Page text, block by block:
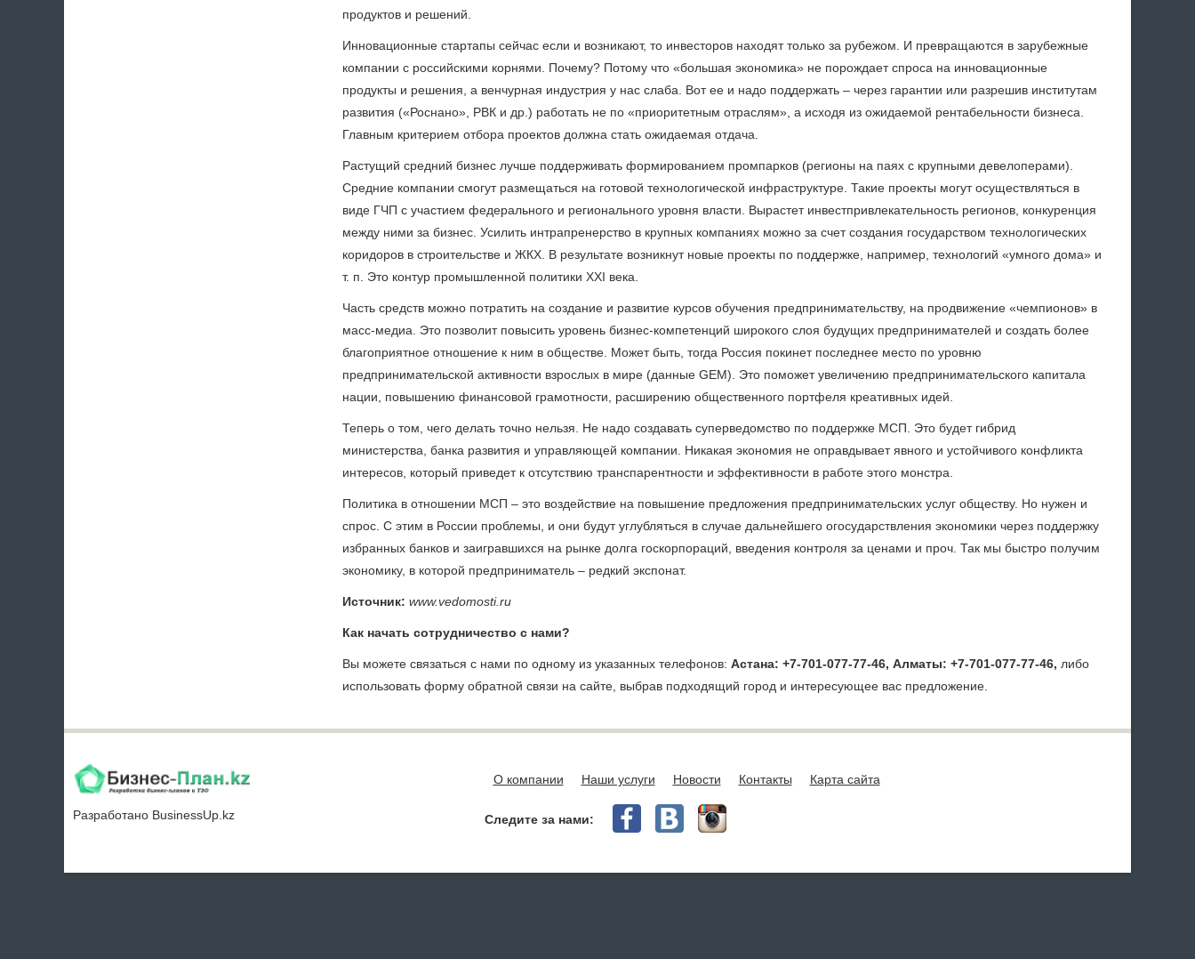
продуктов и решений.
Инновационные стартапы сейчас если и возникают, то инвесторов находят только за рубежом. И превращаются в зарубежные
компании с российскими корнями. Почему? Потому что «большая экономика» не порождает спроса на инновационные
продукты и решения, а венчурная индустрия у нас слаба. Вот ее и надо поддержать – через гарантии или разрешив институтам
развития («Роснано», РВК и др.) работать не по «приоритетным отраслям», а исходя из ожидаемой рентабельности бизнеса.
Главным критерием отбора проектов должна стать ожидаемая отдача.
Растущий средний бизнес лучше поддерживать формированием промпарков (регионы на паях с крупными девелоперами).
Средние компании смогут размещаться на готовой технологической инфраструктуре. Такие проекты могут осуществляться в
виде ГЧП с участием федерального и регионального уровня власти. Вырастет инвестпривлекательность регионов, конкуренция
между ними за бизнес. Усилить интрапренерство в крупных компаниях можно за счет создания государством технологических
коридоров в строительстве и ЖКХ. В результате возникнут новые проекты по поддержке, например, технологий «умного дома» и
т. п. Это контур промышленной политики XXI века.
Часть средств можно потратить на создание и развитие курсов обучения предпринимательству, на продвижение «чемпионов» в
масс-медиа. Это позволит повысить уровень бизнес-компетенций широкого слоя будущих предпринимателей и создать более
благоприятное отношение к ним в обществе. Может быть, тогда Россия покинет последнее место по уровню
предпринимательской активности взрослых в мире (данные GEM). Это поможет увеличению предпринимательского капитала
нации, повышению финансовой грамотности, расширению общественного портфеля креативных идей.
Теперь о том, чего делать точно нельзя. Не надо создавать суперведомство по поддержке МСП. Это будет гибрид
министерства, банка развития и управляющей компании. Никакая экономия не оправдывает явного и устойчивого конфликта
интересов, который приведет к отсутствию транспарентности и эффективности в работе этого монстра.
Политика в отношении МСП – это воздействие на повышение предложения предпринимательских услуг обществу. Но нужен и
спрос. С этим в России проблемы, и они будут углубляться в случае дальнейшего огосударствления экономики через поддержку
избранных банков и заигравшихся на рынке долга госкорпораций, введения контроля за ценами и проч. Так мы быстро получим
экономику, в которой предприниматель – редкий экспонат.
Источник: www.vedomosti.ru
Как начать сотрудничество с нами?
Вы можете связаться с нами по одному из указанных телефонов: Астана: +7-701-077-77-46, Алматы: +7-701-077-77-46, либо
использовать форму обратной связи на сайте, выбрав подходящий город и интересующее вас предложение.
Разработано BusinessUp.kz
О компании Наши услуги Новости Контакты Карта сайта
Следите за нами: